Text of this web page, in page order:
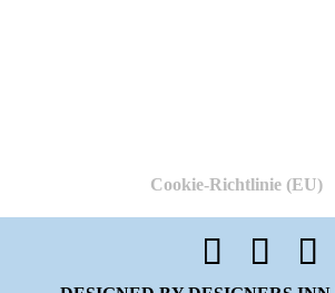
Cookie-Richtlinie (EU)